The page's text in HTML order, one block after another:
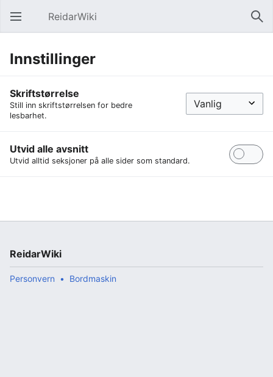
Åpne hovedmenyen ReidarWiki Søk
Innstillinger
Skriftstørrelse
Still inn skriftstørrelsen for bedre
lesbarhet.
Utvid alle avsnitt
Utvid alltid seksjoner på alle sider som standard.
ReidarWiki
Personvern Bordmaskin